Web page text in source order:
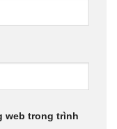
web trong trình